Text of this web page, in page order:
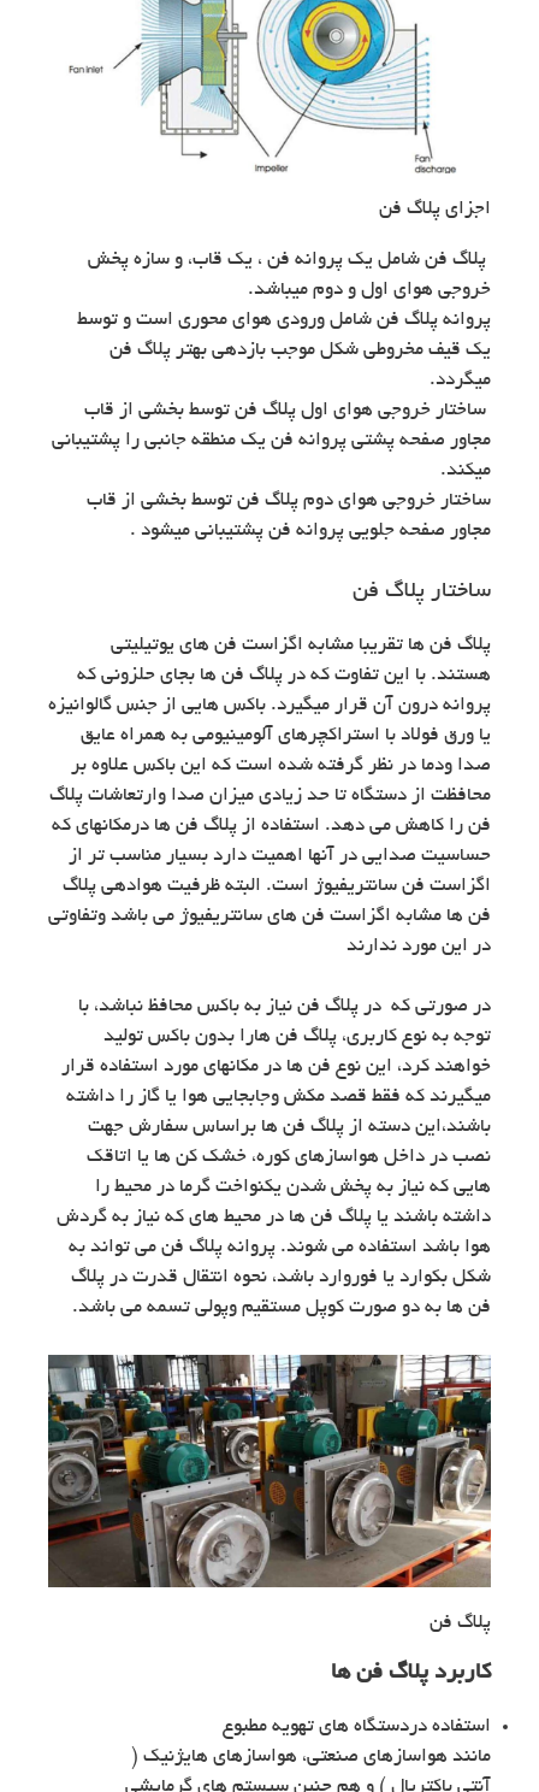
اجزای پلاگ فن
پلاگ فن شامل یک پروانه فن ، یک قاب، و سازه پخش
خروجی هوای اول و دوم میباشد.
پروانه پلاگ فن شامل ورودی هوای محوری است و توسط
یک قیف مخروطی شکل موجب بازدهی بهتر پلاگ فن
میگردد.
ساختار خروجی هوای اول پلاگ فن توسط بخشی از قاب
مجاور صفحه پشتی پروانه فن یک منطقه جانبی را پشتیبانی
میکند.
ساختار خروجی هوای دوم پلاگ فن توسط بخشی از قاب
مجاور صفحه جلویی پروانه فن پشتیبانی میشود .
ساختار پلاگ فن
پلاگ فن ها تقریبا مشابه اگزاست فن های یوتیلیتی
هستند. با این تفاوت که در پلاگ فن ها بجای حلزونی که
پروانه درون آن قرار میگیرد. باکس هایی از جنس گالوانیزه
یا ورق فولاد با استراکچرهای آلومینیومی به همراه عایق
صدا ودما در نظر گرفته شده است که این باکس علاوه بر
محافظت از دستگاه تا حد زیادی میزان صدا وارتعاشات پلاگ
فن را کاهش می دهد. استفاده از پلاگ فن ها درمکانهای که
حساسیت صدایی در آنها اهمیت دارد بسیار مناسب تر از
اگزاست فن سانتریفیوژ است. البته ظرفیت هوادهی پلاگ
فن ها مشابه اگزاست فن های سانتریفیوژ می باشد وتفاوتی
در این مورد ندارند
در صورتی که در پلاگ فن نیاز به باکس محافظ نباشد، با
توجه به نوع کاربری، پلاگ فن هارا بدون باکس تولید
خواهند کرد، این نوع فن ها در مکانهای مورد استفاده قرار
میگیرند که فقط قصد مکش وجابجایی هوا یا گاز را داشته
باشند،این دسته از پلاگ فن ها براساس سفارش جهت
نصب در داخل هواسازهای کوره، خشک کن ها یا اتاقک
هایی که نیاز به پخش شدن یکنواخت گرما در محیط را
داشته باشند یا پلاگ فن ها در محیط های که نیاز به گردش
هوا باشد استفاده می شوند. پروانه پلاگ فن می تواند به
شکل بکوارد یا فوروارد باشد، نحوه انتقال قدرت در پلاگ
فن ها به دو صورت کوپل مستقیم وپولی تسمه می باشد.
پلاگ فن
کاربرد پلاگ فن ها
استفاده دردستگاه های تهویه مطبوع
مانند هواسازهای صنعتی، هواسازهای هایژنیک (